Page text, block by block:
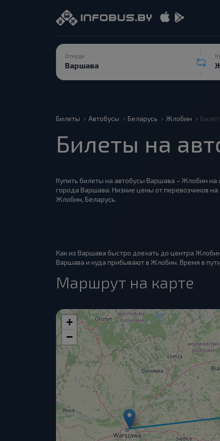
Откуда
Билеты Автобусы Беларусь Жлобин
Билеты на
Купить билеты на автобусы Варшава – Жлобин на
города Варшава. Низкие цены от перевозчиков
Жлобин, Беларусь.
Как из Варшава быстро доехать до центра
Варшава и куда прибывают в Жлобин. Время в пути
Маршрут на карте
+
−